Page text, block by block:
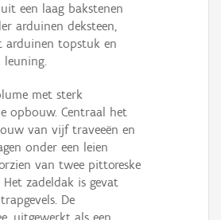
een laag bakstenen
arduinen deksteen,
arduinen topstuk en
leuning.
met sterk
opbouw. Centraal het
van vijf traveeën en
onder een leien
van twee pittoreske
zadeldak is gevat
De